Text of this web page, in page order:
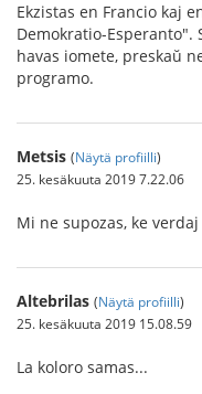
Ekzistas en Francio kaj
Demokratio-Esperanto".
havas iomete, preskaŭ
programo.
Metsis (Näytä profiilli)
25. kesäkuuta 2019 7.22.06
Mi ne supozas, ke
Altebrilas (Näytä profiilli)
25. kesäkuuta 2019 15.08.59
La koloro samas...